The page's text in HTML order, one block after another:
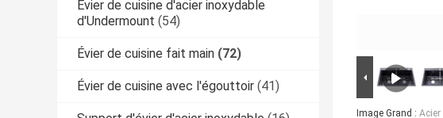
Évier de cuisine d'acier inoxydable
d'Undermount (54)
Évier de cuisine fait main (72)
Évier de cuisine avec l'égouttoir (41)
Image Grand :